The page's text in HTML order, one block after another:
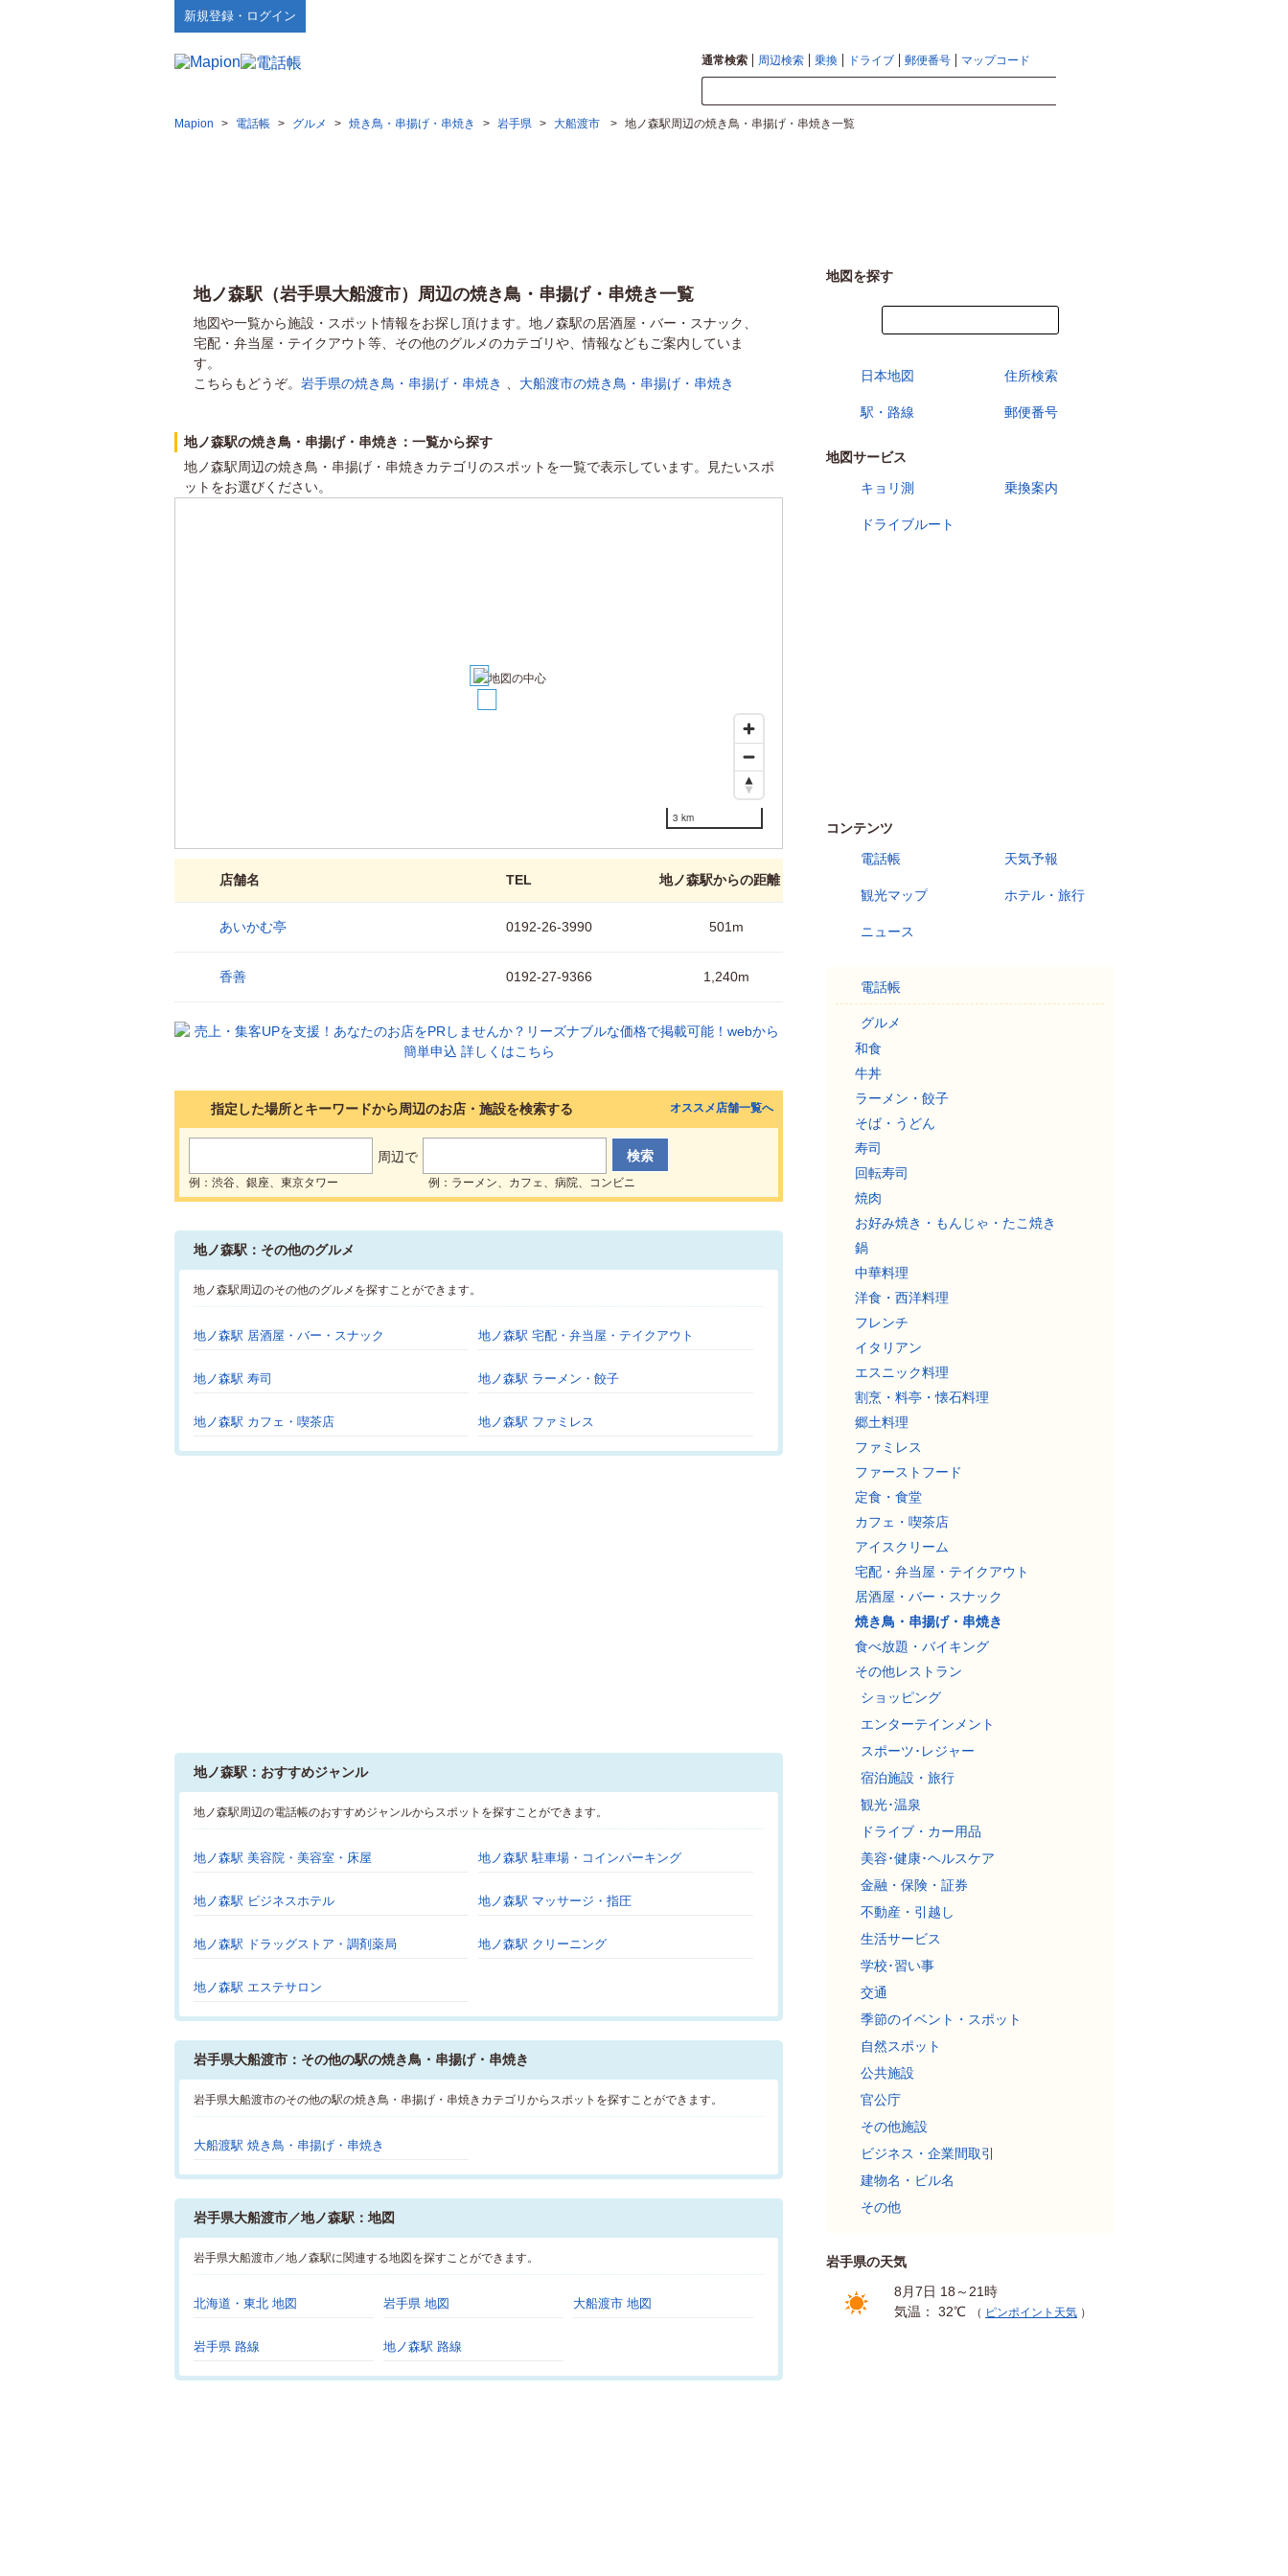
新規登録・ログイン
通常検索 周辺検索 乗換 ドライブ 郵便番号 マップコード
Mapion > 電話帳 > グルメ > 焼き鳥・串揚げ・串焼き > 岩手県 > 大船渡市 > 地ノ森駅周辺の焼き鳥・串揚げ・串焼き一覧
地ノ森駅（岩手県大船渡市）周辺の焼き鳥・串揚げ・串焼き一覧
地図や一覧から施設・スポット情報をお探し頂けます。地ノ森駅の居酒屋・バー・スナック、
宅配・弁当屋・テイクアウト等、その他のグルメのカテゴリや、情報などもご案内していま
す。
こちらもどうぞ。 岩手県の焼き鳥・串揚げ・串焼き 大船渡市の焼き鳥・串揚げ・串焼き
地ノ森駅の焼き鳥・串揚げ・串焼き：一覧から探す
地ノ森駅周辺の焼き鳥・串揚げ・串焼きカテゴリのスポットを一覧で表示しています。見たいスポ
ットをお選びください。
1
3 km
店舗名 TEL 地ノ森駅からの距離
あいかむ亭 0192-26-3990 501m
香善 0192-27-9366 1,240m
指定した場所とキーワードから周辺のお店・施設を検索する
周辺で
例：渋谷、銀座、東京タワー 例：ラーメン、カフェ、病院、コンビニ
オススメ店舗一覧へ
地ノ森駅：その他のグルメ
地ノ森駅周辺のその他のグルメを探すことができます。
地ノ森駅 居酒屋・バー・スナック 地ノ森駅 宅配・弁当屋・テイクアウト
地ノ森駅 寿司 地ノ森駅 ラーメン・餃子
地ノ森駅 カフェ・喫茶店 地ノ森駅 ファミレス
地ノ森駅：おすすめジャンル
地ノ森駅周辺の電話帳のおすすめジャンルからスポットを探すことができます。
地ノ森駅 美容院・美容室・床屋 地ノ森駅 駐車場・コインパーキング
地ノ森駅 ビジネスホテル 地ノ森駅 マッサージ・指圧
地ノ森駅 ドラッグストア・調剤薬局 地ノ森駅 クリーニング
地ノ森駅 エステサロン
岩手県大船渡市：その他の駅の焼き鳥・串揚げ・串焼き
岩手県大船渡市のその他の駅の焼き鳥・串揚げ・串焼きカテゴリからスポットを探すことができます。
大船渡駅 焼き鳥・串揚げ・串焼き
岩手県大船渡市／地ノ森駅：地図
岩手県大船渡市／地ノ森駅に関連する地図を探すことができます。
北海道・東北 地図 岩手県 地図 大船渡市 地図
岩手県 路線 地ノ森駅 路線
地図を探す
日本地図 住所検索
駅・路線 郵便番号
地図サービス
キョリ測
乗換案内
ドライブルート
コンテンツ
電話帳
天気予報
観光マップ ホテル・旅行
ニュース
電話帳
グルメ
和食
牛丼
ラーメン・餃子
そば・うどん
寿司
回転寿司
焼肉
お好み焼き・もんじゃ・たこ焼き
鍋
中華料理
洋食・西洋料理
フレンチ
イタリアン
エスニック料理
割烹・料亭・懐石料理
郷土料理
ファミレス
ファーストフード
定食・食堂
カフェ・喫茶店
アイスクリーム
宅配・弁当屋・テイクアウト
居酒屋・バー・スナック
焼き鳥・串揚げ・串焼き
食べ放題・バイキング
その他レストラン
ショッピング
エンターテインメント
スポーツ･レジャー
宿泊施設・旅行
観光･温泉
ドライブ・カー用品
美容･健康･ヘルスケア
金融・保険・証券
不動産・引越し
生活サービス
学校･習い事
交通
季節のイベント・スポット
自然スポット
公共施設
官公庁
その他施設
ビジネス・企業間取引
建物名・ビル名
その他
岩手県の天気
8月7日 18～21時
気温： 32℃
（ ピンポイント天気 ）